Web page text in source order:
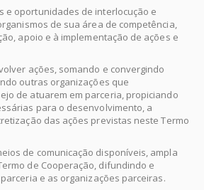
e oportunidades de interlocução e
de sua área de competência,
apoio e à implementação de ações e
ações, somando e convergindo
outras organizações que
de atuarem em parceria, propiciando
para o desenvolvimento, a
das ações previstas neste Termo
de comunicação disponíveis, ampla
de Cooperação, difundindo e
e as organizações parceiras.